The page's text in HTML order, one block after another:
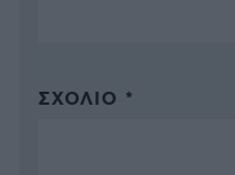
ΣΧΌΛΙΟ *